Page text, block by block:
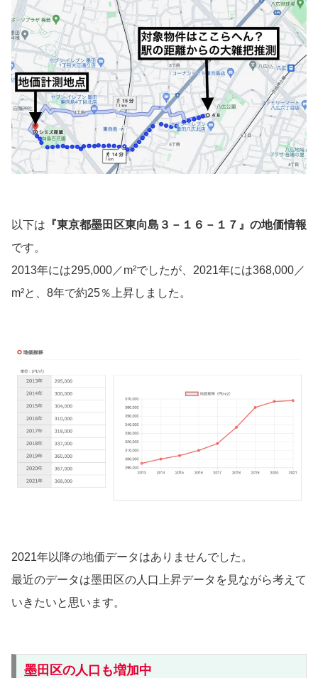
以下は 『東京都墨田区東向島３－１６－１７ 』の地価情報
です。
2013年には295,000／m²でしたが、2021年には368,000／
m²と、8年で約25％上昇しました。
2021年以降の地価データはありませんでした。
最近のデータは墨田区の人口上昇データを見ながら考えて
いきたいと思います。
墨田区の人口も増加中